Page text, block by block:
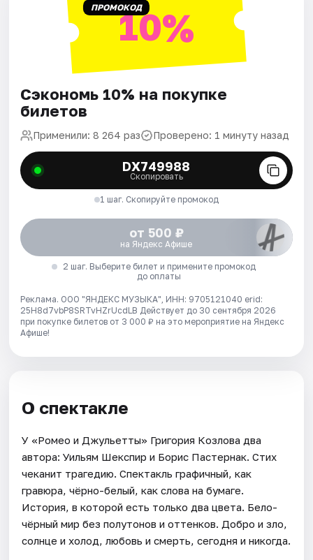
ПРОМОКОД10%
Сэкономь 10% на покупке
билетов
Применили: 8 264 раз Проверено: 1 минуту назад
DX749988
Скопировать
1 шаг. Скопируйте промокод
от 500 ₽
на Яндекс Афише
2 шаг. Выберите билет и примените промокод
до оплаты
Реклама. ООО "ЯНДЕКС МУЗЫКА", ИНН: 9705121040 erid:
25H8d7vbP8SRTvHZrUcdLB Действует до 30 сентября 2026
при покупке билетов от 3 000 ₽ на это мероприятие на Яндекс
Афише!
О спектакле
У «Ромео и Джульетты» Григория Козлова два
автора: Уильям Шекспир и Борис Пастернак. Стих
чеканит трагедию. Спектакль графичный, как
гравюра, чёрно-белый, как слова на бумаге.
История, в которой есть только два цвета. Бело-
чёрный мир без полутонов и оттенков. Добро и зло,
солнце и холод, любовь и смерть, сегодня и никогда.